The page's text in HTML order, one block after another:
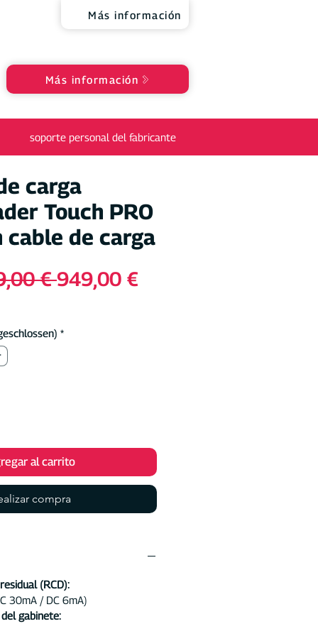
Más información
Más información
soporte personal del fabricante
carga
Touch PRO
cable de carga
€ Precio
949,00 €
*
al carrito
compra
(RCD):
30mA / DC 6mA)
gabinete: